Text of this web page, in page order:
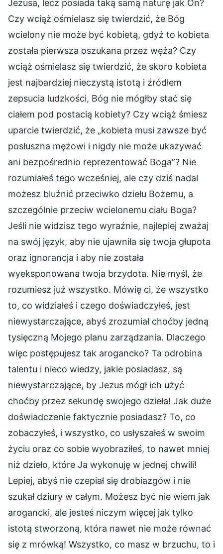
Jezusa, lecz posiada taką samą naturę jak On?
Czy wciąż ośmielasz się twierdzić, że Bóg
wcielony nie może być kobietą, gdyż to kobieta
została pierwsza oszukana przez węża? Czy
wciąż ośmielasz się twierdzić, że skoro kobieta
jest najbardziej nieczystą istotą i źródłem
zepsucia ludzkości, Bóg nie mógłby stać się
ciałem pod postacią kobiety? Czy wciąż śmiesz
uparcie twierdzić, że „kobieta musi zawsze być
posłuszna mężowi i nigdy nie może ukazywać
ani bezpośrednio reprezentować Boga”? Nie
rozumiałeś tego wcześniej, ale czy dziś nadal
możesz bluźnić przeciwko dziełu Bożemu, a
szczególnie przeciw wcielonemu ciału Boga?
Jeśli nie widzisz tego wyraźnie, najlepiej zważaj
na swój język, aby nie ujawniła się twoja głupota
oraz ignorancja i aby nie została
wyeksponowana twoja brzydota. Nie myśl, że
rozumiesz już wszystko. Mówię ci, że wszystko
to, co widziałeś i czego doświadczyłeś, jest
niewystarczające, abyś zrozumiał choćby jedną
tysięczną Mojego planu zarządzania. Dlaczego
więc postępujesz tak arogancko? Ta odrobina
talentu i nieco wiedzy, jakie posiadasz, są
niewystarczające, by Jezus mógł ich użyć
choćby przez sekundę swojego dzieła! Jak duże
doświadczenie faktycznie posiadasz? To, co
zobaczyłeś, i wszystko, co usłyszałeś w swoim
życiu oraz co sobie wyobraziłeś, to nawet mniej
niż dzieło, które Ja wykonuję w jednej chwili!
Lepiej, abyś nie czepiał się drobiazgów i nie
szukał dziury w całym. Możesz być nie wiem jak
arogancki, ale jesteś niczym więcej jak tylko
istotą stworzoną, która nawet nie może równać
się z mrówką! Wszystko, co masz w brzuchu, to i